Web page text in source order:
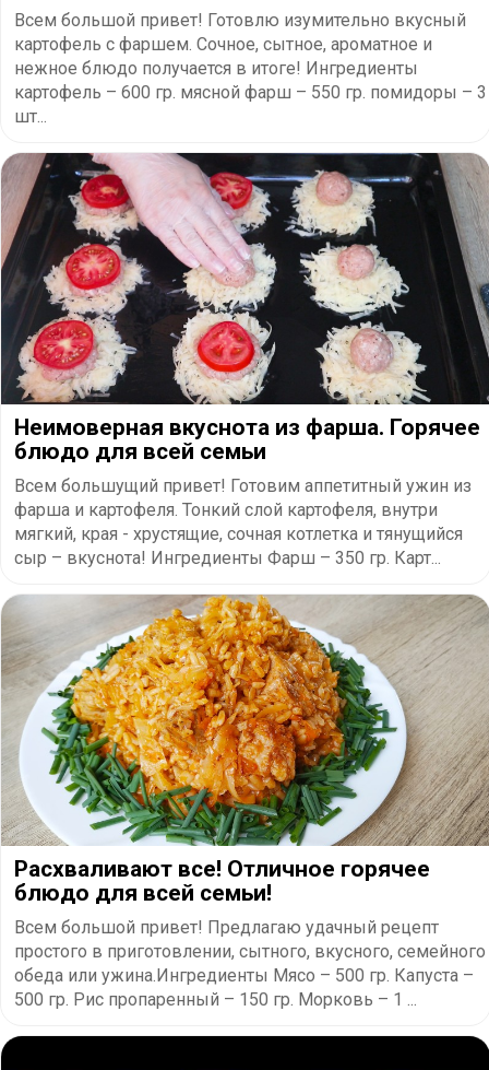
Всем большой привет! Готовлю изумительно вкусный
картофель с фаршем. Сочное, сытное, ароматное и
нежное блюдо получается в итоге! Ингредиенты
картофель – 600 гр. мясной фарш – 550 гр. помидоры – 3
шт...
Неимоверная вкуснота из фарша. Горячее
блюдо для всей семьи
Всем большущий привет! Готовим аппетитный ужин из
фарша и картофеля. Тонкий слой картофеля, внутри
мягкий, края - хрустящие, сочная котлетка и тянущийся
сыр – вкуснота! Ингредиенты Фарш – 350 гр. Карт...
Расхваливают все! Отличное горячее
блюдо для всей семьи!
Всем большой привет! Предлагаю удачный рецепт
простого в приготовлении, сытного, вкусного, семейного
обеда или ужина.Ингредиенты Мясо – 500 гр. Капуста –
500 гр. Рис пропаренный – 150 гр. Морковь – 1 ...